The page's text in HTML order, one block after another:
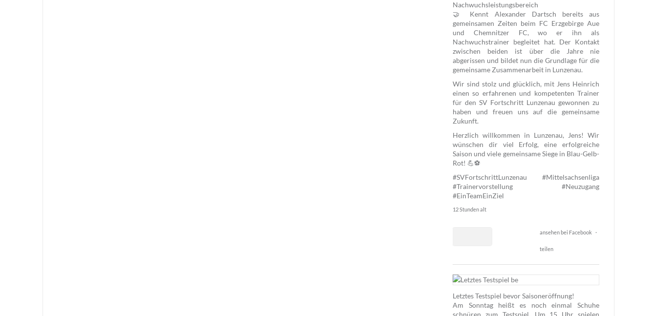
Nachwuchsleistungsbereich
🤝 Kennt Alexander Dartsch bereits aus
gemeinsamen Zeiten beim FC Erzgebirge Aue
und Chemnitzer FC, wo er ihn als
Nachwuchstrainer begleitet hat. Der Kontakt
zwischen beiden ist über die Jahre nie
abgerissen und bildet nun die Grundlage für die
gemeinsame Zusammenarbeit in Lunzenau.
Wir sind stolz und glücklich, mit Jens Heinrich
einen so erfahrenen und kompetenten Trainer
für den SV Fortschritt Lunzenau gewonnen zu
haben und freuen uns auf die gemeinsame
Zukunft.
Herzlich willkommen in Lunzenau, Jens! Wir
wünschen dir viel Erfolg, eine erfolgreiche
Saison und viele gemeinsame Siege in Blau-Gelb-
Rot! 💪⚽
#SVFortschrittLunzenau
#Mittelsachsenliga
#Trainervorstellung
#Neuzugang
#EinTeamEinZiel
12 Stunden alt
ansehen bei Facebook ·
teilen
50
5
Letztes Testspiel bevor Saisoneröffnung!
Am Sonntag heißt es noch einmal Schuhe
schnüren zum Testspiel. Um 15 Uhr spielen